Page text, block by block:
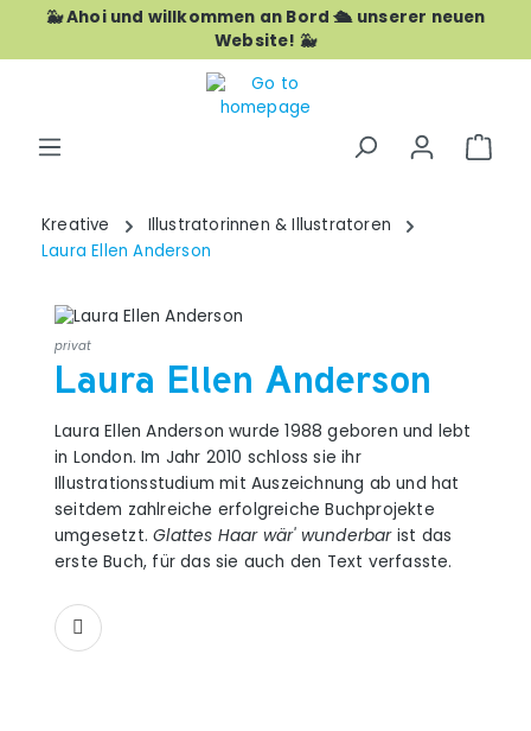
Skip to main content
🐳 Ahoi und willkommen an Bord 🛳️ unserer neuen
Website! 🐳
Kreative
Illustratorinnen & Illustratoren
Laura Ellen Anderson
privat
Laura Ellen Anderson
Laura Ellen Anderson wurde 1988 geboren und lebt
in London. Im Jahr 2010 schloss sie ihr
Illustrationsstudium mit Auszeichnung ab und hat
seitdem zahlreiche erfolgreiche Buchprojekte
umgesetzt.Glattes Haar wär' wunderbarist das
erste Buch, für das sie auch den Text verfasste.